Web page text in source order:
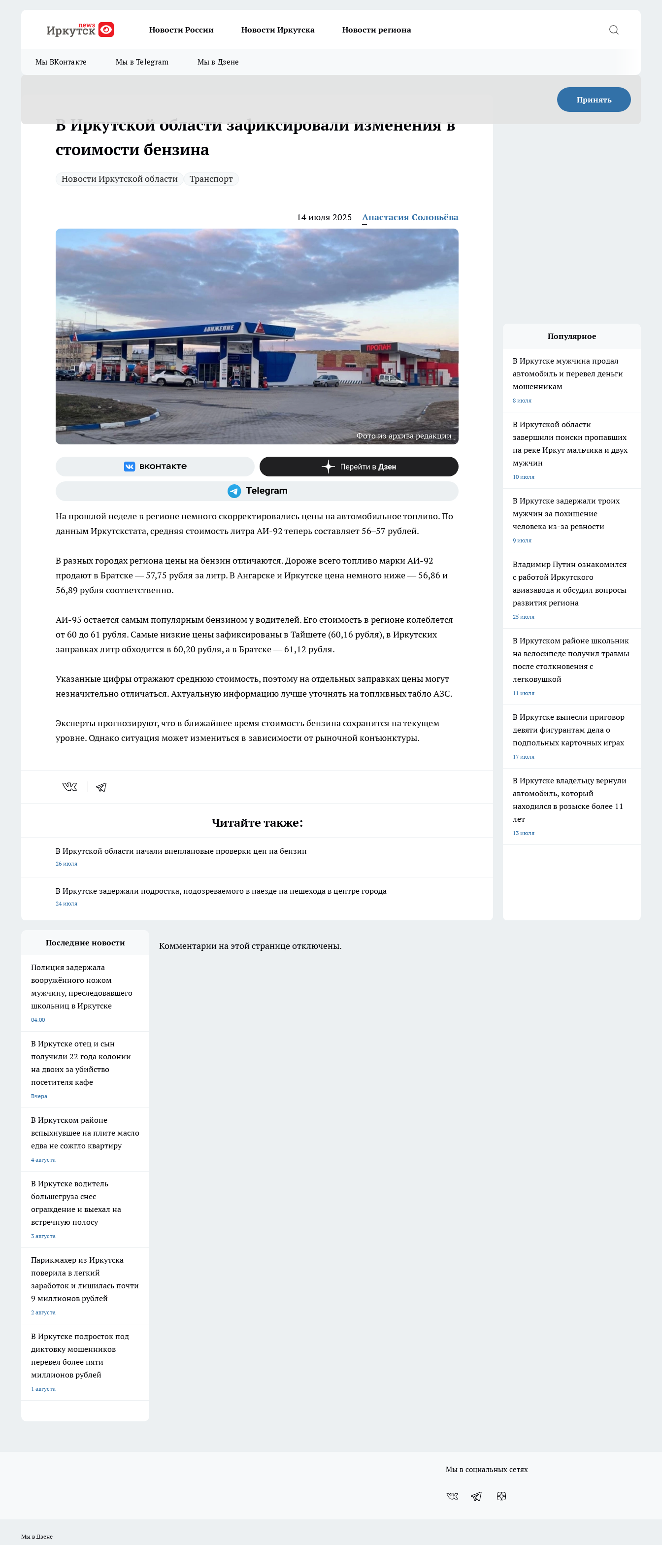
Новости России Новости Иркутска Новости региона
Мы ВКонтакте Мы в Telegram Мы в Дзене
Принять
В Иркутской области зафиксировали изменения в
стоимости бензина
Новости Иркутской области Транспорт
14 июля 2025 Анастасия Соловьёва
Фото из архива редакции
На прошлой неделе в регионе немного скорректировались цены на автомобильное топливо. По
данным Иркутскстата, средняя стоимость литра АИ-92 теперь составляет 56–57 рублей.
В разных городах региона цены на бензин отличаются. Дороже всего топливо марки АИ-92
продают в Братске — 57,75 рубля за литр. В Ангарске и Иркутске цена немного ниже — 56,86 и
56,89 рубля соответственно.
АИ-95 остается самым популярным бензином у водителей. Его стоимость в регионе колеблется
от 60 до 61 рубля. Самые низкие цены зафиксированы в Тайшете (60,16 рубля), в Иркутских
заправках литр обходится в 60,20 рубля, а в Братске — 61,12 рубля.
Указанные цифры отражают среднюю стоимость, поэтому на отдельных заправках цены могут
незначительно отличаться. Актуальную информацию лучше уточнять на топливных табло АЗС.
Эксперты прогнозируют, что в ближайшее время стоимость бензина сохранится на текущем
уровне. Однако ситуация может измениться в зависимости от рыночной конъюнктуры.
Читайте также:
В Иркутской области начали внеплановые проверки цен на бензин
26 июля
В Иркутске задержали подростка, подозреваемого в наезде на пешехода в центре города
24 июля
Популярное
В Иркутске мужчина продал
автомобиль и перевел деньги
мошенникам
8 июля
В Иркутской области
завершили поиски пропавших
на реке Иркут мальчика и двух
мужчин
10 июля
В Иркутске задержали троих
мужчин за похищение
человека из-за ревности
9 июля
Владимир Путин ознакомился
с работой Иркутского
авиазавода и обсудил вопросы
развития региона
25 июля
В Иркутском районе школьник
на велосипеде получил травмы
после столкновения с
легковушкой
11 июля
В Иркутске вынесли приговор
девяти фигурантам дела о
подпольных карточных играх
17 июля
В Иркутске владельцу вернули
автомобиль, который
находился в розыске более 11
лет
13 июля
Последние новости
Полиция задержала
вооружённого ножом
мужчину, преследовавшего
школьниц в Иркутске
04:00
В Иркутске отец и сын
получили 22 года колонии
на двоих за убийство
посетителя кафе
Вчера
В Иркутском районе
вспыхнувшее на плите масло
едва не сожгло квартиру
4 августа
В Иркутске водитель
большегруза снес
ограждение и выехал на
встречную полосу
3 августа
Парикмахер из Иркутска
поверила в легкий
заработок и лишилась почти
9 миллионов рублей
2 августа
В Иркутске подросток под
диктовку мошенников
перевел более пяти
миллионов рублей
1 августа
Комментарии на этой странице отключены.
Мы в социальных сетях
Мы в Дзене